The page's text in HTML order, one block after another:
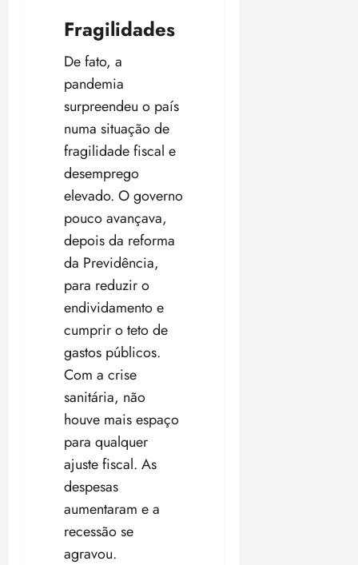
Fragilidades
De fato, a
pandemia
surpreendeu o país
numa situação de
fragilidade fiscal e
desemprego
elevado. O governo
pouco avançava,
depois da reforma
da Previdência,
para reduzir o
endividamento e
cumprir o teto de
gastos públicos.
Com a crise
sanitária, não
houve mais espaço
para qualquer
ajuste fiscal. As
despesas
aumentaram e a
recessão se
agravou.